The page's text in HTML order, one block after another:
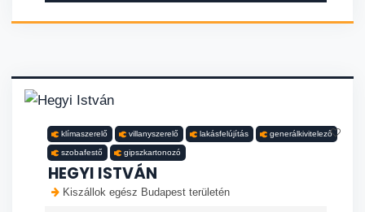
klímaszerelő villanyszerelő lakásfelújítás generálkivitelező
szobafestő gipszkartonozó
HEGYI ISTVÁN
Kiszállok egész Budapest területén